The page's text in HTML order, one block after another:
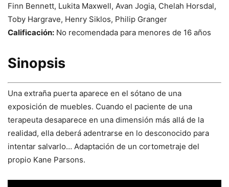
Finn Bennett, Lukita Maxwell, Avan Jogia, Chelah Horsdal,
Toby Hargrave, Henry Siklos, Philip Granger
Calificación: No recomendada para menores de 16 años
Sinopsis
Una extraña puerta aparece en el sótano de una
exposición de muebles. Cuando el paciente de una
terapeuta desaparece en una dimensión más allá de la
realidad, ella deberá adentrarse en lo desconocido para
intentar salvarlo… Adaptación de un cortometraje del
propio Kane Parsons.